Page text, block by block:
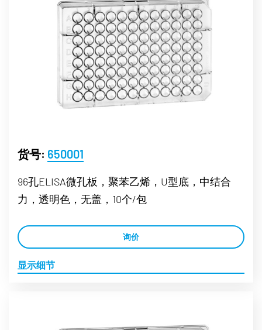
货号: 650001
96孔ELISA微孔板，聚苯乙烯，U型底，中结合
力，透明色，无盖，10个/包
询价
显示细节